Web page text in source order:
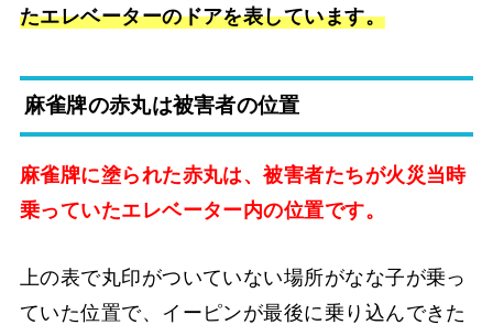
たエレベーターのドアを表しています。
麻雀牌の赤丸は被害者の位置
麻雀牌に塗られた赤丸は、被害者たちが火災当時
乗っていたエレベーター内の位置です。
上の表で丸印がついていない場所がなな子が乗っ
ていた位置で、イーピンが最後に乗り込んできた